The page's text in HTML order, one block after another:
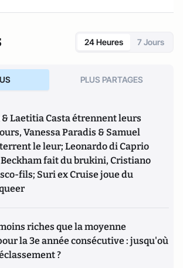
24 Heures 7 Jours
PLUS PARTAGES
Laetitia Casta étrennent leurs
Vanessa Paradis & Samuel
le leur; Leonardo di Caprio
fait du brukini, Cristiano
fils; Suri ex Cruise joue du
riches que la moyenne
la 3e année consécutive : jusqu'où
?